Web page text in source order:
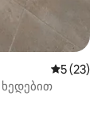
საშუალო
5 (23)